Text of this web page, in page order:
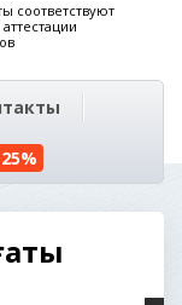
соответствуют